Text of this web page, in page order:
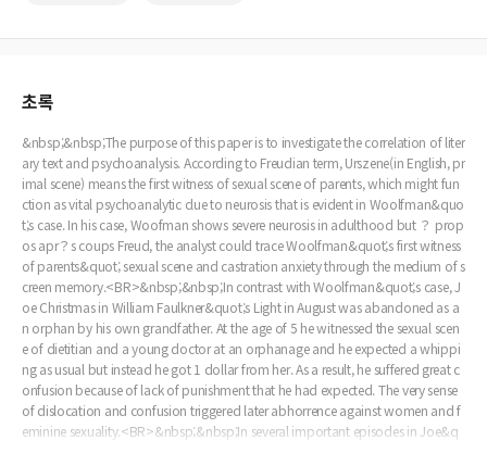
초록
&nbsp;&nbsp;The purpose of this paper is to investigate the correlation of liter
ary text and psychoanalysis. According to Freudian term, Urszene(in English, pr
imal scene) means the first witness of sexual scene of parents, which might fun
ction as vital psychoanalytic clue to neurosis that is evident in Woolfman&quo
t;s case. In his case, Woofman shows severe neurosis in adulthood but ？ prop
os apr？s coups Freud, the analyst could trace Woolfman&quot;s first witness
of parents&quot; sexual scene and castration anxiety through the medium of s
creen memory.<BR>&nbsp;&nbsp;In contrast with Woolfman&quot;s case, J
oe Christmas in William Faulkner&quot;s Light in August was abandoned as a
n orphan by his own grandfather. At the age of 5 he witnessed the sexual scen
e of dietitian and a young doctor at an orphanage and he expected a whippi
ng as usual but instead he got 1 dollar from her. As a result, he suffered great c
onfusion because of lack of punishment that he had expected. The very sense
of dislocation and confusion triggered later abhorrence against women and f
eminine sexuality.<BR>&nbsp;&nbsp;In several important episodes in Joe&q